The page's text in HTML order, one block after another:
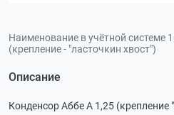
Наименование в учётной системе
(крепление - "ласточкин хвост")
Описание
Конденсор Аббе А 1,25 (крепление